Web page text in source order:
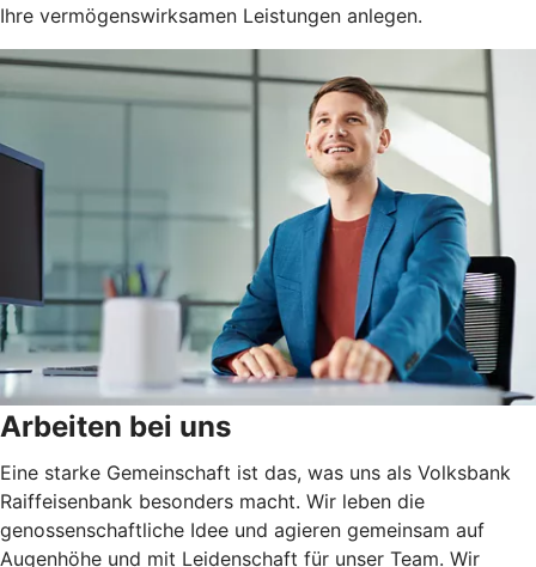
Ihre vermögenswirksamen Leistungen anlegen.
Arbeiten bei uns
Eine starke Gemeinschaft ist das, was uns als Volksbank
Raiffeisenbank besonders macht. Wir leben die
genossenschaftliche Idee und agieren gemeinsam auf
Augenhöhe und mit Leidenschaft für unser Team. Wir